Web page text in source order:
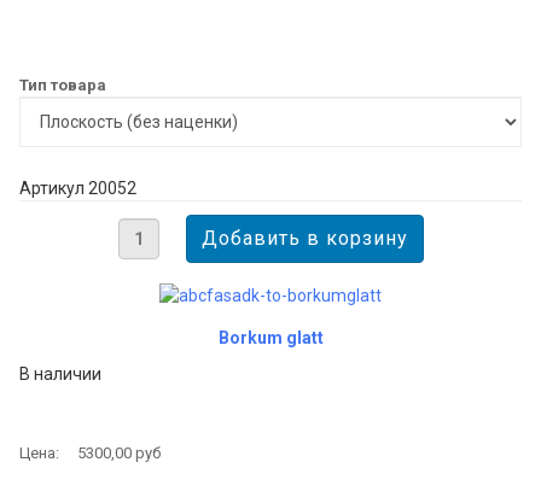
Тип товара
Артикул 20052
Borkum glatt
В наличии
Цена: 5300,00 руб